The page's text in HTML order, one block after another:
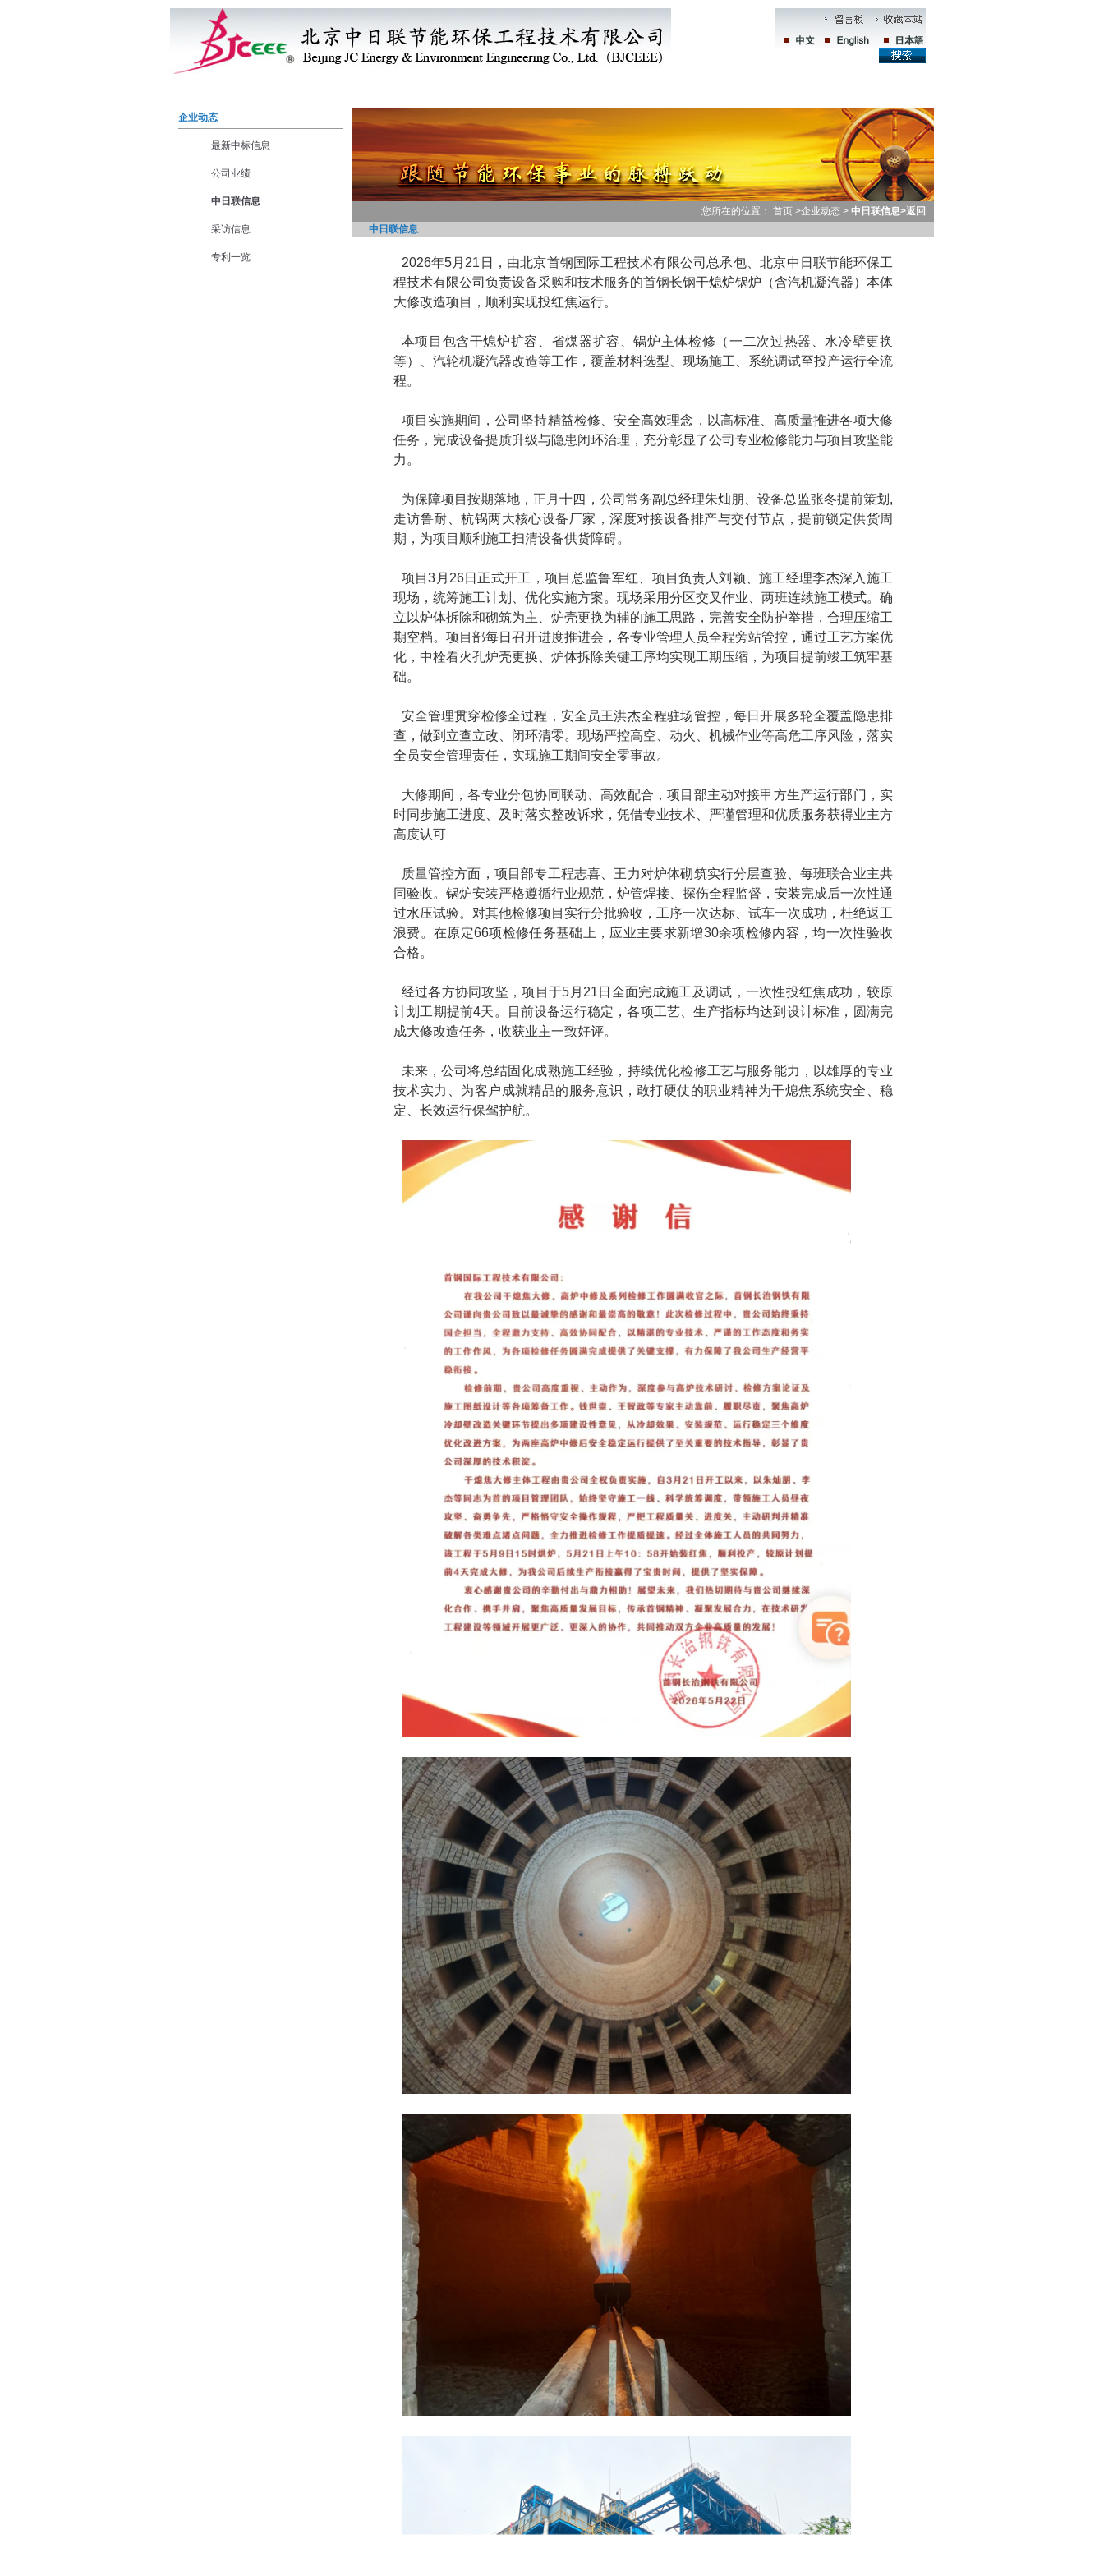
企业动态
最新中标信息
公司业绩
中日联信息
采访信息
专利一览
您所在的位置： 首页 >企业动态 > 中日联信息>返回
中日联信息
2026年5月21日，由北京首钢国际工程技术有限公司总承包、北京中日联节能环保工
程技术有限公司负责设备采购和技术服务的首钢长钢干熄炉锅炉（含汽机凝汽器）本体
大修改造项目，顺利实现投红焦运行。
本项目包含干熄炉扩容、省煤器扩容、锅炉主体检修（一二次过热器、水冷壁更换
等）、汽轮机凝汽器改造等工作，覆盖材料选型、现场施工、系统调试至投产运行全流
程。
项目实施期间，公司坚持精益检修、安全高效理念，以高标准、高质量推进各项大修
任务，完成设备提质升级与隐患闭环治理，充分彰显了公司专业检修能力与项目攻坚能
力。
为保障项目按期落地，正月十四，公司常务副总经理朱灿朋、设备总监张冬提前策划,
走访鲁耐、杭锅两大核心设备厂家，深度对接设备排产与交付节点，提前锁定供货周
期，为项目顺利施工扫清设备供货障碍。
项目3月26日正式开工，项目总监鲁军红、项目负责人刘颖、施工经理李杰深入施工
现场，统筹施工计划、优化实施方案。现场采用分区交叉作业、两班连续施工模式。确
立以炉体拆除和砌筑为主、炉壳更换为辅的施工思路，完善安全防护举措，合理压缩工
期空档。项目部每日召开进度推进会，各专业管理人员全程旁站管控，通过工艺方案优
化，中栓看火孔炉壳更换、炉体拆除关键工序均实现工期压缩，为项目提前竣工筑牢基
础。
安全管理贯穿检修全过程，安全员王洪杰全程驻场管控，每日开展多轮全覆盖隐患排
查，做到立查立改、闭环清零。现场严控高空、动火、机械作业等高危工序风险，落实
全员安全管理责任，实现施工期间安全零事故。
大修期间，各专业分包协同联动、高效配合，项目部主动对接甲方生产运行部门，实
时同步施工进度、及时落实整改诉求，凭借专业技术、严谨管理和优质服务获得业主方
高度认可
质量管控方面，项目部专工程志喜、王力对炉体砌筑实行分层查验、每班联合业主共
同验收。锅炉安装严格遵循行业规范，炉管焊接、探伤全程监督，安装完成后一次性通
过水压试验。对其他检修项目实行分批验收，工序一次达标、试车一次成功，杜绝返工
浪费。在原定66项检修任务基础上，应业主要求新增30余项检修内容，均一次性验收
合格。
经过各方协同攻坚，项目于5月21日全面完成施工及调试，一次性投红焦成功，较原
计划工期提前4天。目前设备运行稳定，各项工艺、生产指标均达到设计标准，圆满完
成大修改造任务，收获业主一致好评。
未来，公司将总结固化成熟施工经验，持续优化检修工艺与服务能力，以雄厚的专业
技术实力、为客户成就精品的服务意识，敢打硬仗的职业精神为干熄焦系统安全、稳
定、长效运行保驾护航。